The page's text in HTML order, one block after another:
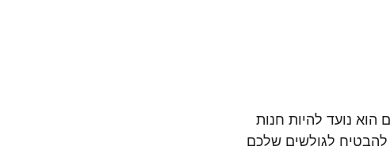
נועד להיות חנות
להבטיח לגולשים שלכם